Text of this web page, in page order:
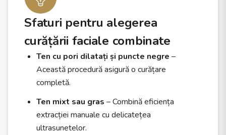
Sfaturi pentru alegerea
curățării faciale combinate
Ten cu pori dilatați și puncte negre –
Această procedură asigură o curățare
completă.
Ten mixt sau gras – Combină eficiența
extracției manuale cu delicatețea
ultrasunetelor.